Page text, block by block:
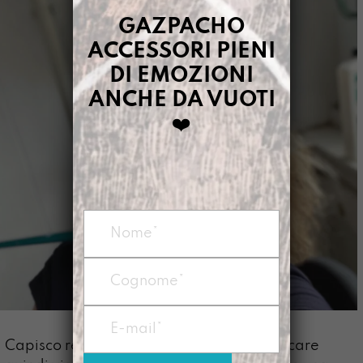
Capisco realmente solo ciò che posso toccare
GAZPACHO
ACCESSORI PIENI
DI EMOZIONI
ANCHE DA VUOTI
❤️